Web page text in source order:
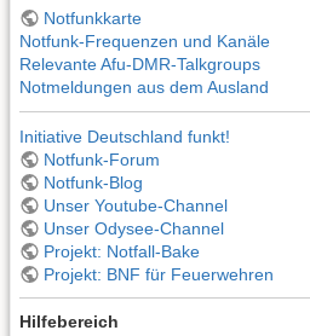
Notfunkkarte
Notfunk-Frequenzen und Kanäle
Relevante Afu-DMR-Talkgroups
Notmeldungen aus dem Ausland
Initiative Deutschland funkt!
Notfunk-Forum
Notfunk-Blog
Unser Youtube-Channel
Unser Odysee-Channel
Projekt: Notfall-Bake
Projekt: BNF für Feuerwehren
Hilfebereich